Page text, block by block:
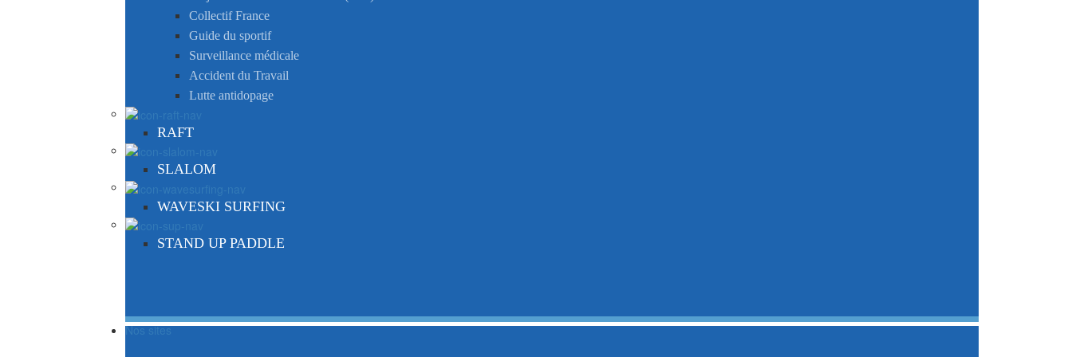
Collectif France
Guide du sportif
Surveillance médicale
Accident du Travail
Lutte antidopage
RAFT
SLALOM
WAVESKI SURFING
STAND UP PADDLE
Nos sites